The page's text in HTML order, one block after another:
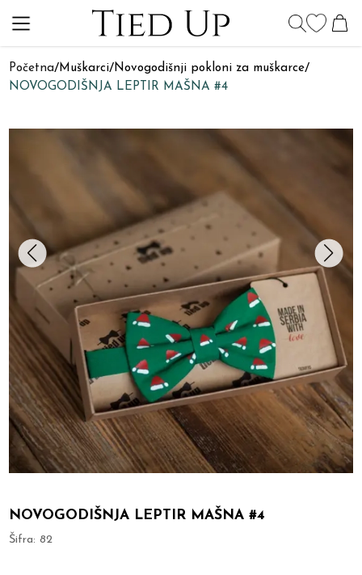
Početna/Muškarci/Novogodišnji pokloni za muškarce/
NOVOGODIŠNJA LEPTIR MAŠNA #4
NOVOGODIŠNJA LEPTIR MAŠNA #4
Šifra:82